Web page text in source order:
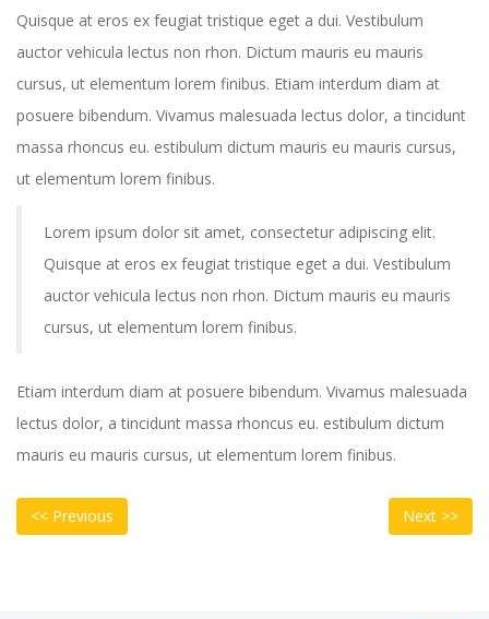
Quisque at eros ex feugiat tristique eget a dui. Vestibulum
auctor vehicula lectus non rhon. Dictum mauris eu mauris
cursus, ut elementum lorem finibus. Etiam interdum diam at
posuere bibendum. Vivamus malesuada lectus dolor, a tincidunt
massa rhoncus eu. estibulum dictum mauris eu mauris cursus,
ut elementum lorem finibus.
Lorem ipsum dolor sit amet, consectetur adipiscing elit.
Quisque at eros ex feugiat tristique eget a dui. Vestibulum
auctor vehicula lectus non rhon. Dictum mauris eu mauris
cursus, ut elementum lorem finibus.
Etiam interdum diam at posuere bibendum. Vivamus malesuada
lectus dolor, a tincidunt massa rhoncus eu. estibulum dictum
mauris eu mauris cursus, ut elementum lorem finibus.
NAVIGATION
<< Previous
Previous
post:
Next >>